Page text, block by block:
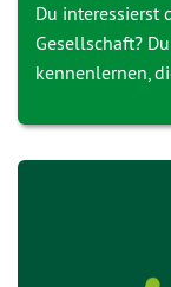
Du interessierst
Gesellschaft?
kennenlernen,